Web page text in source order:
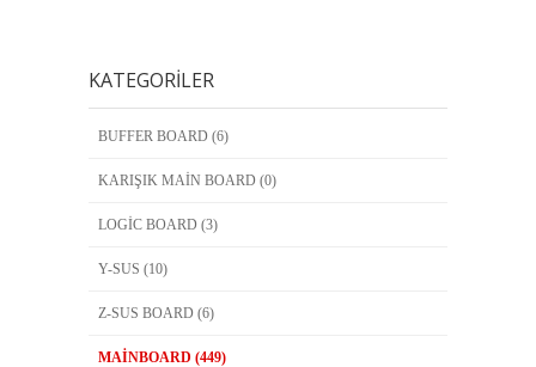
KATEGORILER
BUFFER BOARD (6)
KARIŞIK MAİN BOARD (0)
LOGİC BOARD (3)
Y-SUS (10)
Z-SUS BOARD (6)
MAİNBOARD (449)